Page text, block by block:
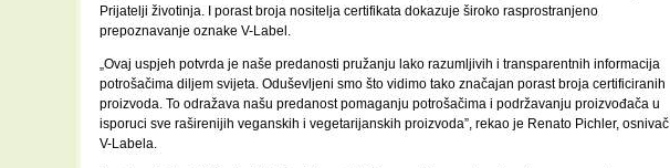
Prijatelji životinja. I porast broja nositelja certifikata dokazuje široko rasprostranjeno
prepoznavanje oznake V-Label.
„Ovaj uspjeh potvrda je naše predanosti pružanju lako razumljivih i transparentnih informacija
potrošačima diljem svijeta. Oduševljeni smo što vidimo tako značajan porast broja certificiranih
proizvoda. To odražava našu predanost pomaganju potrošačima i podržavanju proizvođača u
isporuci sve raširenijih veganskih i vegetarijanskih proizvoda”, rekao je Renato Pichler, osnivač
V-Labela.